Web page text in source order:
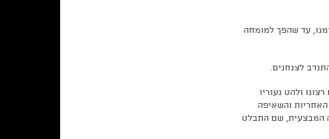
עד שהפך למומחה
לצנחנים.
מרצו, כוח רצונו ולהט נעוריו
האחריות והשאיפה
המבצעית, שם התבלט